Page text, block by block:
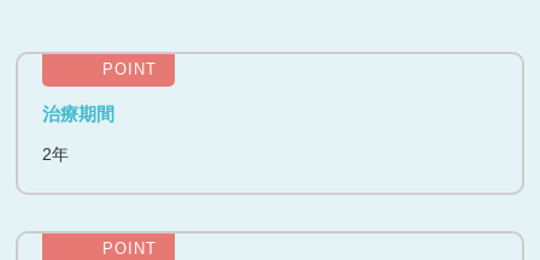
POINT
治療期間
2年
POINT